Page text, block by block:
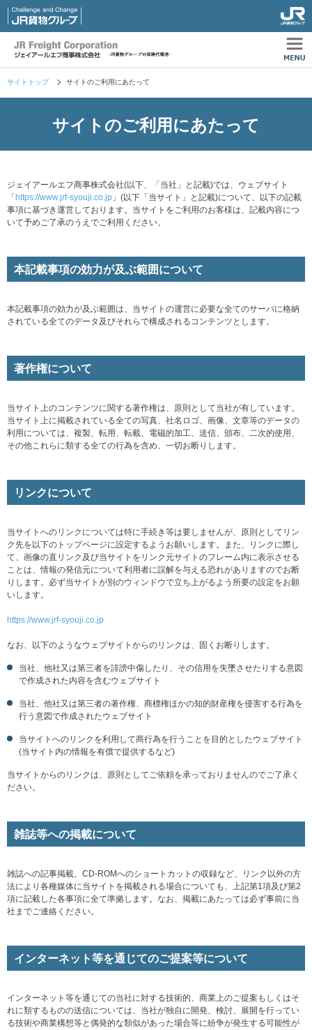
サイトトップ サイトのご利用にあたって
サイトのご利用にあたって
ジェイアールエフ商事株式会社(以下、「当社」と記載)では、ウェブサイト
「 https://www.jrf-syouji.co.jp 」(以下「当サイト」と記載)について、以下の記載
事項に基づき運営しております。当サイトをご利用のお客様は、記載内容につ
いて予めご了承のうえでご利用ください。
本記載事項の効力が及ぶ範囲について
本記載事項の効力が及ぶ範囲は、当サイトの運営に必要な全てのサーバに格納
されている全てのデータ及びそれらで構成されるコンテンツとします。
著作権について
当サイト上のコンテンツに関する著作権は、原則として当社が有しています。
当サイト上に掲載されている全ての写真、社名ロゴ、画像、文章等のデータの
利用については、複製、転用、転載、電磁的加工、送信、頒布、二次的使用、
その他これらに類する全ての行為を含め、一切お断りします。
リンクについて
当サイトへのリンクについては特に手続き等は要しませんが、原則としてリン
ク先を以下のトップページに設定するようお願いします。また、リンクに際し
て、画像の直リンク及び当サイトをリンク元サイトのフレーム内に表示させる
ことは、情報の発信元について利用者に誤解を与える恐れがありますのでお断
りします。必ず当サイトが別のウィンドウで立ち上がるよう所要の設定をお願
いします。
https://www.jrf-syouji.co.jp
なお、以下のようなウェブサイトからのリンクは、固くお断りします。
当社、他社又は第三者を誹謗中傷したり、その信用を失墜させたりする意図
で作成された内容を含むウェブサイト
当社、他社又は第三者の著作権、商標権ほかの知的財産権を侵害する行為を
行う意図で作成されたウェブサイト
当サイトへのリンクを利用して商行為を行うことを目的としたウェブサイト
(当サイト内の情報を有償で提供するなど)
当サイトからのリンクは、原則としてご依頼を承っておりませんのでご了承く
ださい。
雑誌等への掲載について
雑誌への記事掲載、CD-ROMへのショートカットの収録など、リンク以外の方
法により各種媒体に当サイトを掲載される場合についても、上記第1項及び第2
項に記載した各事項に全て準拠します。なお、掲載にあたっては必ず事前に当
社までご連絡ください。
インターネット等を通じてのご提案等について
インターネット等を通じての当社に対する技術的、商業上のご提案もしくはそ
れに類するものの送信については、当社が独自に開発、検討、展開を行ってい
る技術や商業構想等と偶発的な類似があった場合等に紛争が発生する可能性が